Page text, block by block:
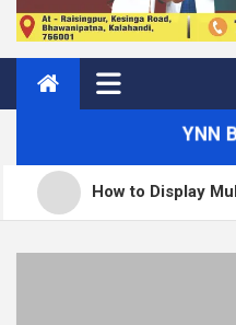
YNN
Display Multiple RSS Feeds